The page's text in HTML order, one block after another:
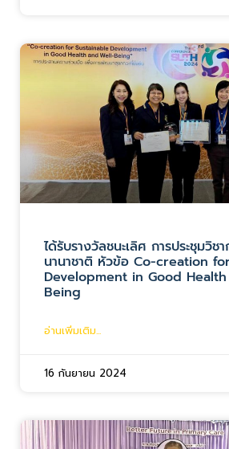
ได้รับรางวัลชนะเลิศ การประชุมวิช
นานาชาติ หัวข้อ Co-creation
Development in Good
Being
อ่านเพิ่มเติม...
16 กันยายน 2024